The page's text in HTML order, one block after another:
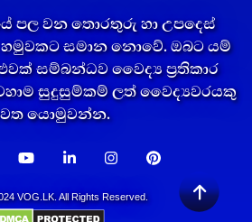
පල වන තොරතුරු හා උපදෙස්
සමාන නොවේ. ඔබට යම්
සම්බන්ධව වෛද්‍ය ප්‍රතිකාර
සුදුසුම්කම් ලත් වෛද්‍යවරයකු
යොමුවන්න.
VOG.LK. All Rights Reserved.